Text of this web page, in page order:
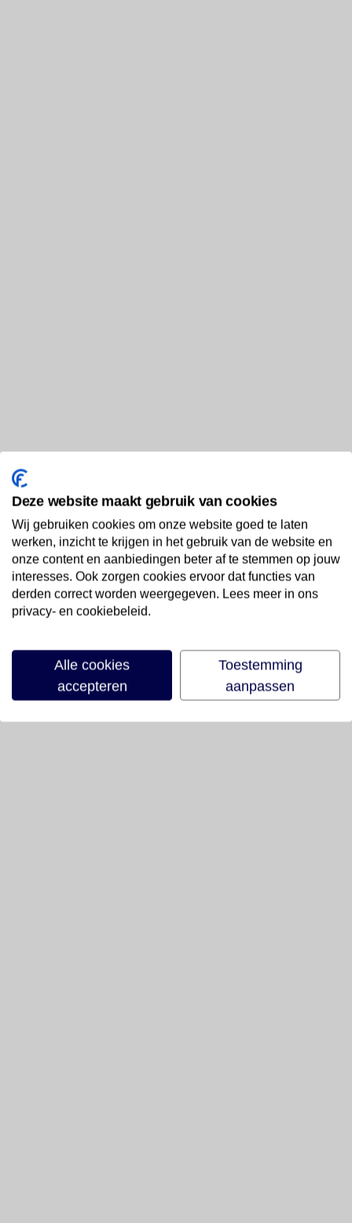
Deze website maakt gebruik van cookies
Wij gebruiken cookies om onze website goed te laten
werken, inzicht te krijgen in het gebruik van de website en
onze content en aanbiedingen beter af te stemmen op jouw
interesses. Ook zorgen cookies ervoor dat functies van
derden correct worden weergegeven. Lees meer in ons
privacy- en cookiebeleid.
Alle cookies
accepteren
Toestemming
aanpassen